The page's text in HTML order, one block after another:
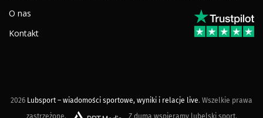
O nas
Kontakt
2026 Lubsport – wiadomości sportowe, wyniki i relacje live. Wszelkie prawa